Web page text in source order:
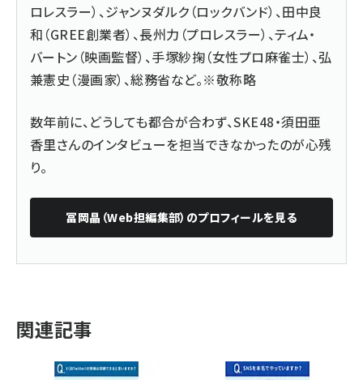
ロレスラー）、ジャンヌダルク（ロックバンド）、田中良
和（GREE創業者）、長州力（プロレスラー）、ティム・
バートン（映画監督）、手塚紗掬（女性プロ麻雀士）、弘
兼憲史（漫画家）、総務省など。※敬称略
数年前に、どうしても都合が合わず、SKE48・須田亜
香里さんのインタビューを担当できなかったのが心残
り。
冨岡晶（Web担編集部） のプロフィールを見る
関連記事